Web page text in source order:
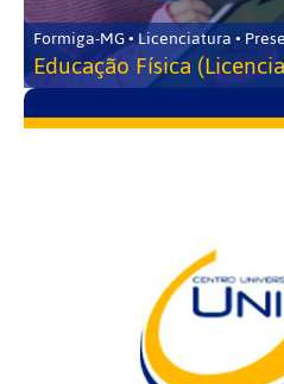
Formiga-MG • Licenciatura •
Educação Física